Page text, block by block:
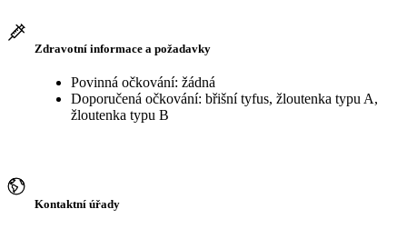
Zdravotní informace a požadavky
Povinná očkování: žádná
Doporučená očkování: břišní tyfus, žloutenka typu A,
žloutenka typu B
Kontaktní úřady